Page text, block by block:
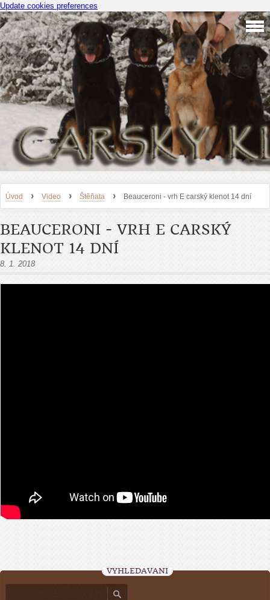
Update cookies preferences
Úvod › Video › Štěňata › Beauceroni - vrh E carský klenot 14 dní
BEAUCERONI - VRH E CARSKÝ
KLENOT 14 DNÍ
8. 1. 2018
VYHLEDÁVÁNÍ